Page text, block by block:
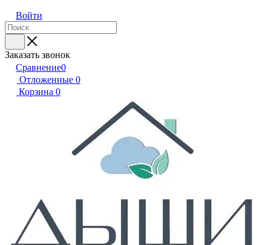
Войти
Заказать звонок
Сравнение0
Отложенные 0
Корзина 0